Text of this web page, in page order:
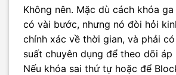
Không nên. Mặc dù cách khóa
có vài bước, nhưng nó đòi hỏi
chính xác về thời gian, và phải
suất chuyên dụng để theo dõi áp
Nếu khóa sai thứ tự hoặc để